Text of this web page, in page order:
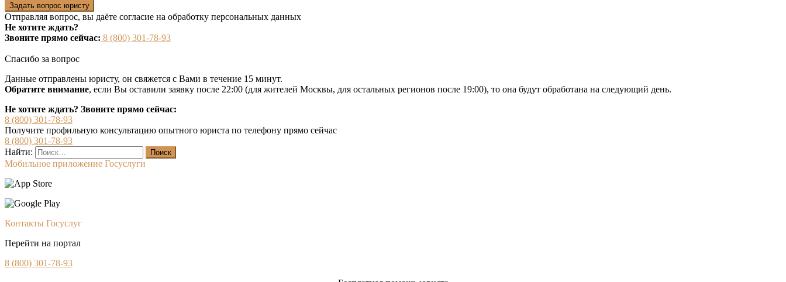
Задать вопрос юристу
Отправляя вопрос, вы даёте согласие на обработку персональных данных
Не хотите ждать?
Звоните прямо сейчас: 8 (800) 301-78-93
Спасибо за вопрос
Данные отправлены юристу, он свяжется с Вами в течение 15 минут.
Обратите внимание, если Вы оставили заявку после 22:00 (для жителей Москвы, для остальных регионов после 19:00), то она будут обработана на следующий день.
Не хотите ждать? Звоните прямо сейчас:
8 (800) 301-78-93
Получите профильную консультацию опытного юриста по телефону прямо сейчас
8 (800) 301-78-93
Найти:
Мобильное приложение Госуслуги
Контакты Госуслуг
Перейти на портал
8 (800) 301-78-93